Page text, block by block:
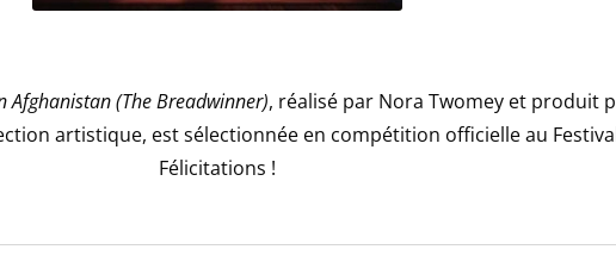
Afghanistan (The Breadwinner), réalisé par Nora Twomey et produit
artistique, est sélectionnée en compétition officielle au Festival
Félicitations !